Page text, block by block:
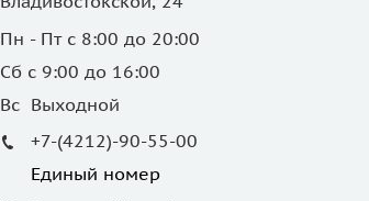
Пн - Пт с 8:00 до 20:00
Сб с 9:00 до 16:00
Вс Выходной
+7-(4212)-90-55-00
Единый номер